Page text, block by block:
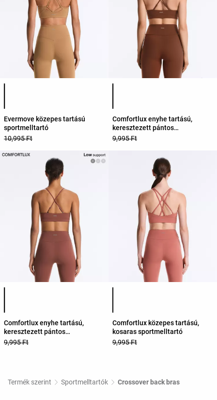
Termékszínek listája
Evermove közepes tartású
sportmelltartó
10,995 Ft
Termékszínek listája
Comfortlux enyhe tartású,
keresztezett pántos
sportmelltartó
9,995 Ft
Termékszínek listája
Comfortlux enyhe tartású,
keresztezett pántos
sportmelltartó
9,995 Ft
Termékszínek listája
Comfortlux közepes tartású,
kosaras sportmelltartó
9,995 Ft
Termék szerint Sportmelltartók Crossover back bras